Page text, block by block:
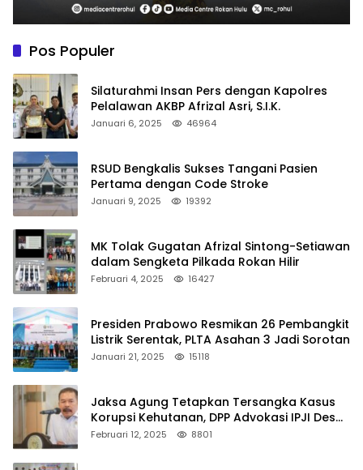
Pos Populer
Silaturahmi Insan Pers dengan Kapolres
Pelalawan AKBP Afrizal Asri, S.I.K.
Januari 6, 2025 46964
RSUD Bengkalis Sukses Tangani Pasien
Pertama dengan Code Stroke
Januari 9, 2025 19392
MK Tolak Gugatan Afrizal Sintong-Setiawan
dalam Sengketa Pilkada Rokan Hilir
Februari 4, 2025 16427
Presiden Prabowo Resmikan 26 Pembangkit
Listrik Serentak, PLTA Asahan 3 Jadi Sorotan
Januari 21, 2025 15118
Jaksa Agung Tetapkan Tersangka Kasus
Korupsi Kehutanan, DPP Advokasi IPJI Desak
Pengusutan Pajak RAPP
Februari 12, 2025 8801